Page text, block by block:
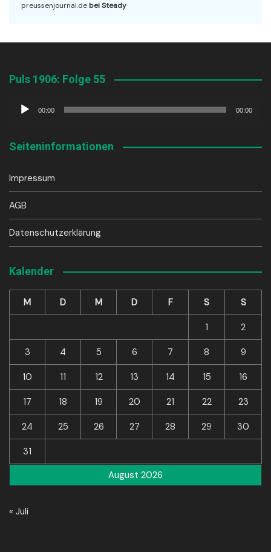
preussenjournal.de bei Steady
Puls 1906: Folge 55
Audio-
00:00 00:00
Seiteninformationen
Impressum
AGB
Datenschutzerklärung
Kalender
August 2026
M D M D F S S
1 2
3 4 5 6 7 8 9
10 11 12 13 14 15 16
17 18 19 20 21 22 23
24 25 26 27 28 29 30
31
« Juli